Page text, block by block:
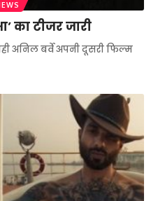
का टीजर जारी
अनिल बर्वे अपनी दूसरी फिल्म